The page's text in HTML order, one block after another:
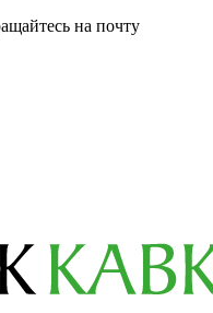
на почту